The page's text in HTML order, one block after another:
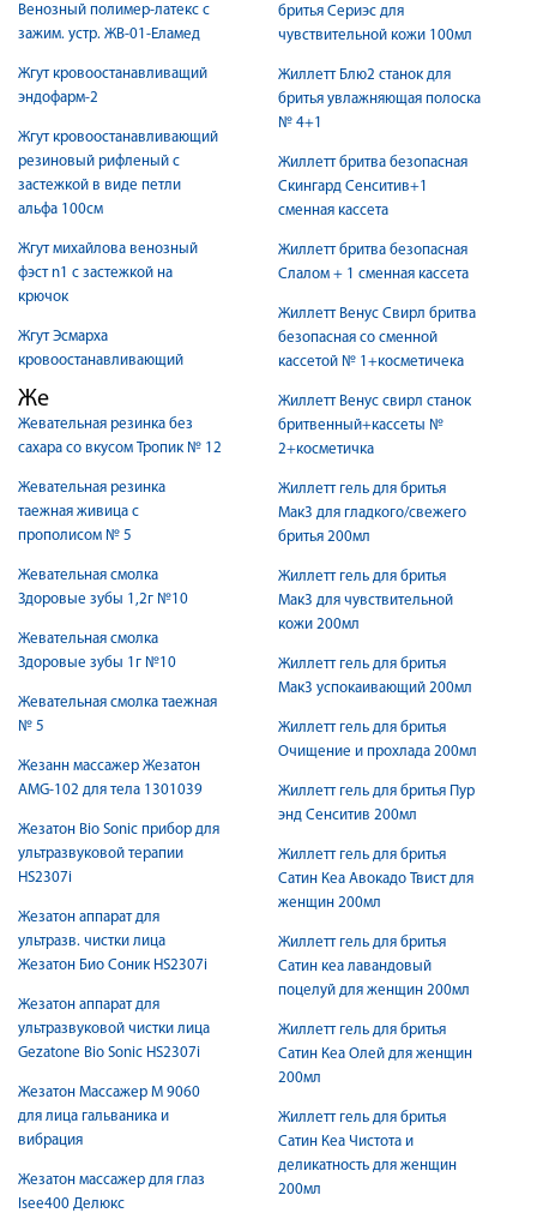
Венозный полимер-латекс с
зажим. устр. ЖВ-01-Еламед
Жгут кровоостанавливащий
эндофарм-2
Жгут кровоостанавливающий
резиновый рифленый с
застежкой в виде петли
альфа 100см
Жгут михайлова венозный
фэст n1 с застежкой на
крючок
Жгут Эсмарха
кровоостанавливающий
Же
Жевательная резинка без
сахара со вкусом Тропик № 12
Жевательная резинка
таежная живица с
прополисом № 5
Жевательная смолка
Здоровые зубы 1,2г №10
Жевательная смолка
Здоровые зубы 1г №10
Жевательная смолка таежная
№ 5
Жезанн массажер Жезатон
AMG-102 для тела 1301039
Жезатон Bio Sonic прибор для
ультразвуковой терапии
HS2307i
Жезатон аппарат для
ультразв. чистки лица
Жезатон Био Соник HS2307i
Жезатон аппарат для
ультразвуковой чистки лица
Gezatone Bio Sonic HS2307i
Жезатон Массажер M 9060
для лица гальваника и
вибрация
Жезатон массажер для глаз
Isee400 Делюкс
бритья Сериэс для
чувствительной кожи 100мл
Жиллетт Блю2 станок для
бритья увлажняющая полоска
№ 4+1
Жиллетт бритва безопасная
Скингард Сенситив+1
сменная кассета
Жиллетт бритва безопасная
Слалом + 1 сменная кассета
Жиллетт Венус Свирл бритва
безопасная со сменной
кассетой № 1+косметичека
Жиллетт Венус свирл станок
бритвенный+кассеты №
2+косметичка
Жиллетт гель для бритья
Мак3 для гладкого/свежего
бритья 200мл
Жиллетт гель для бритья
Мак3 для чувствительной
кожи 200мл
Жиллетт гель для бритья
Мак3 успокаивающий 200мл
Жиллетт гель для бритья
Очищение и прохлада 200мл
Жиллетт гель для бритья Пур
энд Сенситив 200мл
Жиллетт гель для бритья
Сатин Кеа Авокадо Твист для
женщин 200мл
Жиллетт гель для бритья
Сатин кеа лавандовый
поцелуй для женщин 200мл
Жиллетт гель для бритья
Сатин Кеа Олей для женщин
200мл
Жиллетт гель для бритья
Сатин Кеа Чистота и
деликатность для женщин
200мл